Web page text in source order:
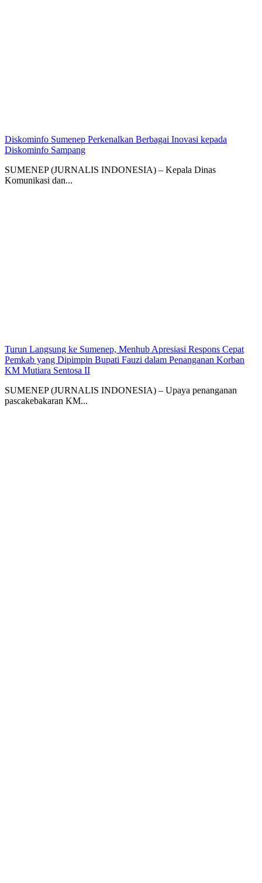
Diskominfo Sumenep Perkenalkan Berbagai Inovasi kepada
Diskominfo Sampang
SUMENEP (JURNALIS INDONESIA) – Kepala Dinas
Komunikasi dan...
Turun Langsung ke Sumenep, Menhub Apresiasi Respons Cepat
Pemkab yang Dipimpin Bupati Fauzi dalam Penanganan Korban
KM Mutiara Sentosa II
SUMENEP (JURNALIS INDONESIA) – Upaya penanganan
pascakebakaran KM...